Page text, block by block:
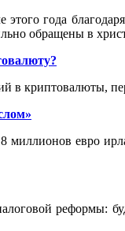
года
обращены в
в криптовалюты,
миллионов евро
реформы: